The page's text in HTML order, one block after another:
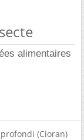
alimentaires
(Cioran)